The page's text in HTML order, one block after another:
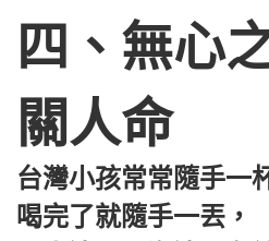
四、無心
關人命
台灣小孩常常隨手一
喝完了就隨手一丟，